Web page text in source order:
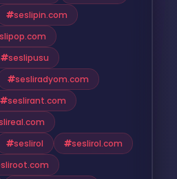
seslipin.com
seslipusu
sesliradyom.com
seslirant.com
seslirol
seslirol.com